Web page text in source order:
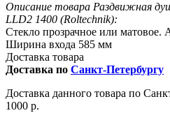
Описание товара Раздвижная
LLD2 1400 (Roltechnik):
Стекло прозрачное или матовое.
Ширина входа 585 мм
Доставка товара
Доставка по Санкт-Петербургу
Доставка данного товара по
1000 р.